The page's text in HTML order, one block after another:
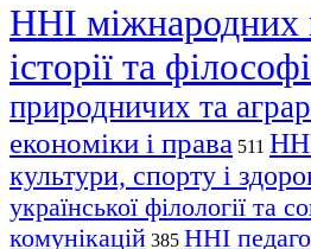
ННІ міжнародних
історії та
природничих та
економіки і права 511
культури, спорту і
української філології та
комунікацій 385 ННІ